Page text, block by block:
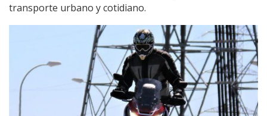
transporte urbano y cotidiano.